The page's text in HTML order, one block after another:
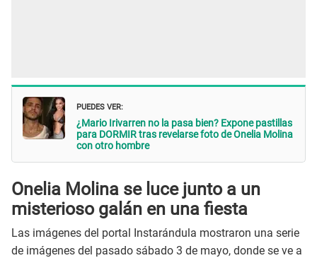
PUEDES VER:
¿Mario Irivarren no la pasa bien? Expone pastillas
para DORMIR tras revelarse foto de Onelia Molina
con otro hombre
Onelia Molina se luce junto a un
misterioso galán en una fiesta
Las imágenes del portal Instarándula mostraron una serie
de imágenes del pasado sábado 3 de mayo, donde se ve a